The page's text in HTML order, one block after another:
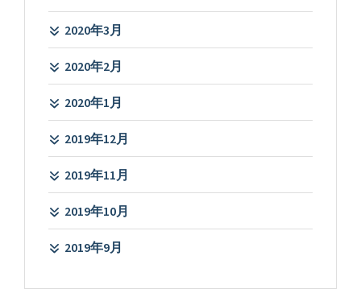
2020年3月
2020年2月
2020年1月
2019年12月
2019年11月
2019年10月
2019年9月